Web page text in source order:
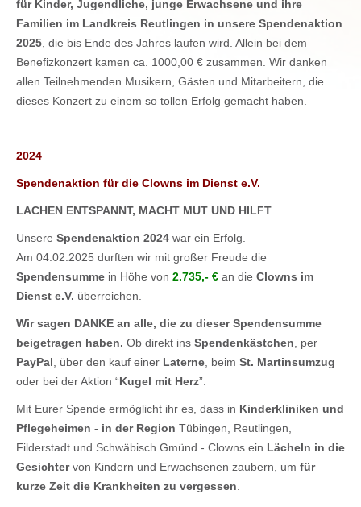
für Kinder, Jugendliche, junge Erwachsene und ihre
Familien im Landkreis Reutlingen in unsere Spendenaktion
2025, die bis Ende des Jahres laufen wird. Allein bei dem
Benefizkonzert kamen ca. 1000,00 € zusammen. Wir danken
allen Teilnehmenden Musikern, Gästen und Mitarbeitern, die
dieses Konzert zu einem so tollen Erfolg gemacht haben.
2024
Spendenaktion für die Clowns im Dienst e.V.
LACHEN ENTSPANNT, MACHT MUT UND HILFT
Unsere Spendenaktion 2024 war ein Erfolg.
Am 04.02.2025 durften wir mit großer Freude die
Spendensumme in Höhe von 2.735,- € an die Clowns im
Dienst e.V. überreichen.
Wir sagen DANKE an alle, die zu dieser Spendensumme
beigetragen haben. Ob direkt ins Spendenkästchen, per
PayPal , über den kauf einer Laterne, beim St. Martinsumzug
oder bei der Aktion “ Kugel mit Herz”.
Mit Eurer Spende ermöglicht ihr es, dass in Kinderkliniken und
Pflegeheimen - in der Region Tübingen, Reutlingen,
Filderstadt und Schwäbisch Gmünd - Clowns ein Lächeln in die
Gesichtervon Kindern und Erwachsenen zaubern, um für
kurze Zeit die Krankheiten zu vergessen.